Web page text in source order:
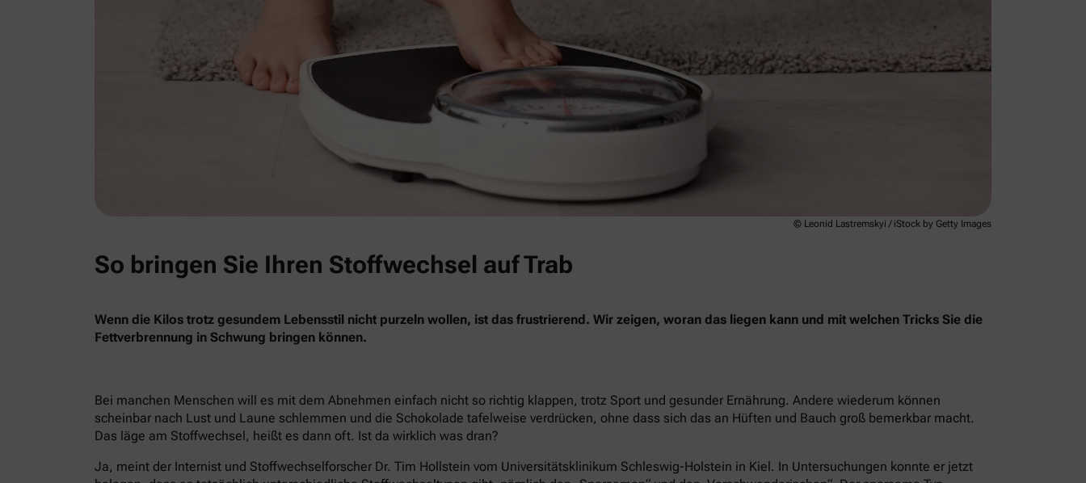
© Leonid Lastremskyi / iStock by Getty Images
So bringen Sie Ihren Stoffwechsel auf Trab
Wenn die Kilos trotz gesundem Lebensstil nicht purzeln wollen, ist das frustrierend. Wir zeigen, woran das liegen kann und mit welchen Tricks Sie die
Fettverbrennung in Schwung bringen können.
Bei manchen Menschen will es mit dem Abnehmen einfach nicht so richtig klappen, trotz Sport und gesunder Ernährung. Andere wiederum können
scheinbar nach Lust und Laune schlemmen und die Schokolade tafelweise verdrücken, ohne dass sich das an Hüften und Bauch groß bemerkbar macht.
Das läge am Stoffwechsel, heißt es dann oft. Ist da wirklich was dran?
Ja, meint der Internist und Stoffwechselforscher Dr. Tim Hollstein vom Universitätsklinikum Schleswig-Holstein in Kiel. In Untersuchungen konnte er jetzt